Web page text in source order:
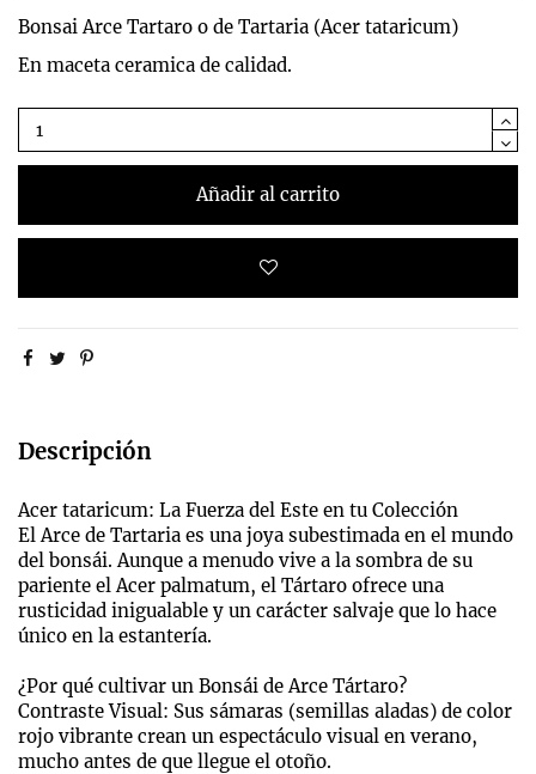
Bonsai Arce Tartaro o de Tartaria (Acer tataricum)
En maceta ceramica de calidad.
Añadir al carrito
Descripción
Acer tataricum: La Fuerza del Este en tu Colección
El Arce de Tartaria es una joya subestimada en el mundo
del bonsái. Aunque a menudo vive a la sombra de su
pariente el Acer palmatum, el Tártaro ofrece una
rusticidad inigualable y un carácter salvaje que lo hace
único en la estantería.
¿Por qué cultivar un Bonsái de Arce Tártaro?
Contraste Visual: Sus sámaras (semillas aladas) de color
rojo vibrante crean un espectáculo visual en verano,
mucho antes de que llegue el otoño.